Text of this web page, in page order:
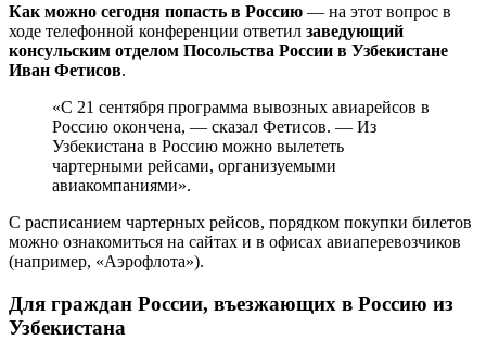
Как можно сегодня попасть в Россию — на этот вопрос в
ходе телефонной конференции ответил заведующий
консульским отделом Посольства России в Узбекистане
Иван Фетисов.
«С 21 сентября программа вывозных авиарейсов в
Россию окончена, — сказал Фетисов. — Из
Узбекистана в Россию можно вылететь
чартерными рейсами, организуемыми
авиакомпаниями».
С расписанием чартерных рейсов, порядком покупки билетов
можно ознакомиться на сайтах и в офисах авиаперевозчиков
(например, «Аэрофлота»).
Для граждан России, въезжающих в Россию из
Узбекистана